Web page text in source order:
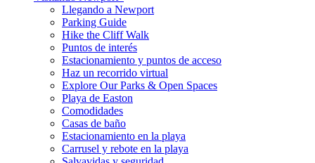
Llegando a Newport
Parking Guide
Hike the Cliff Walk
Puntos de interés
Estacionamiento y puntos de acceso
Haz un recorrido virtual
Explore Our Parks & Open Spaces
Playa de Easton
Comodidades
Casas de baño
Estacionamiento en la playa
Carrusel y rebote en la playa